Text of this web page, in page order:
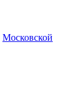
Московской